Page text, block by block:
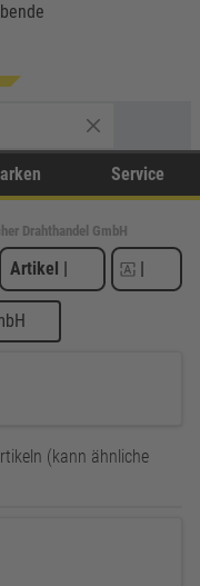
Service
Drahthandel GmbH
Artikel | |
(kann ähnliche